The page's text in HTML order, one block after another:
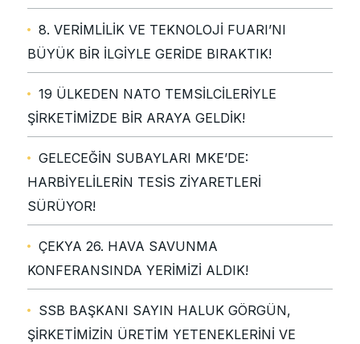
8. VERİMLİLİK VE TEKNOLOJİ FUARI’NI
BÜYÜK BİR İLGİYLE GERİDE BIRAKTIK!
19 ÜLKEDEN NATO TEMSİLCİLERİYLE
ŞİRKETİMİZDE BİR ARAYA GELDİK!
GELECEĞİN SUBAYLARI MKE’DE:
HARBİYELİLERİN TESİS ZİYARETLERİ
SÜRÜYOR!
ÇEKYA 26. HAVA SAVUNMA
KONFERANSINDA YERİMİZİ ALDIK!
SSB BAŞKANI SAYIN HALUK GÖRGÜN,
ŞİRKETİMİZİN ÜRETİM YETENEKLERİNİ VE